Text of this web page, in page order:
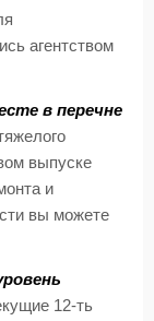
агентством
в перечне
выпуске
и
вы можете
12-ть